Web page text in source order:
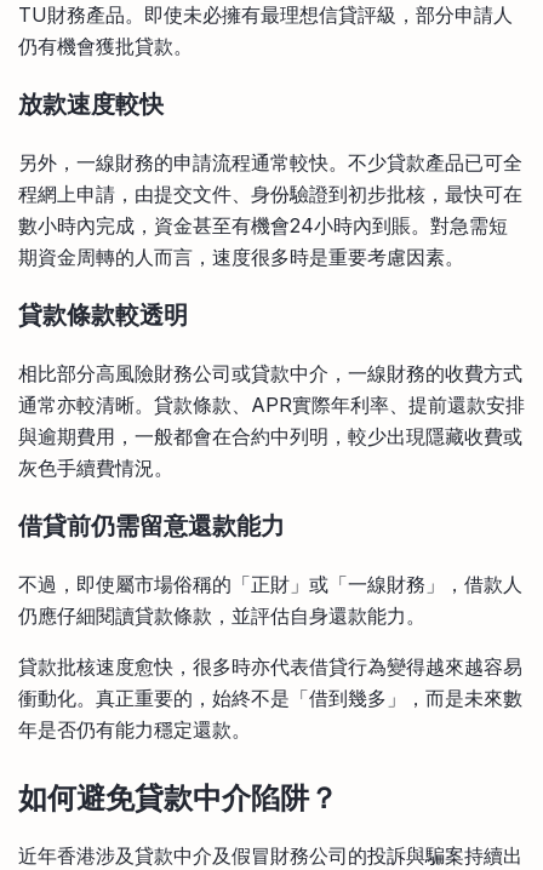
TU財務產品。即使未必擁有最理想信貸評級，部分申請人
仍有機會獲批貸款。
放款速度較快
另外，一線財務的申請流程通常較快。不少貸款產品已可全
程網上申請，由提交文件、身份驗證到初步批核，最快可在
數小時內完成，資金甚至有機會24小時內到賬。對急需短
期資金周轉的人而言，速度很多時是重要考慮因素。
貸款條款較透明
相比部分高風險財務公司或貸款中介，一線財務的收費方式
通常亦較清晰。貸款條款、APR實際年利率、提前還款安排
與逾期費用，一般都會在合約中列明，較少出現隱藏收費或
灰色手續費情況。
借貸前仍需留意還款能力
不過，即使屬市場俗稱的「正財」或「一線財務」，借款人
仍應仔細閱讀貸款條款，並評估自身還款能力。
貸款批核速度愈快，很多時亦代表借貸行為變得越來越容易
衝動化。真正重要的，始終不是「借到幾多」，而是未來數
年是否仍有能力穩定還款。
如何避免貸款中介陷阱？
近年香港涉及貸款中介及假冒財務公司的投訴與騙案持續出